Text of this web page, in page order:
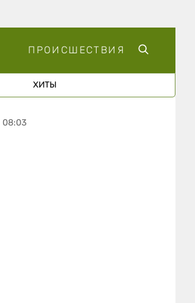
ПРОИСШЕСТВИЯ
ХИТЫ
08:03